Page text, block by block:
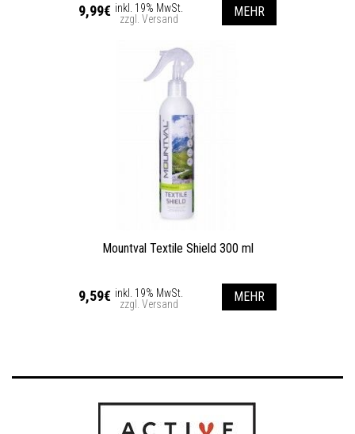
9,99€ inkl. 19% MwSt.
zzgl. Versand
MEHR
Mountval Textile Shield 300 ml
9,59€ inkl. 19% MwSt.
zzgl. Versand
MEHR